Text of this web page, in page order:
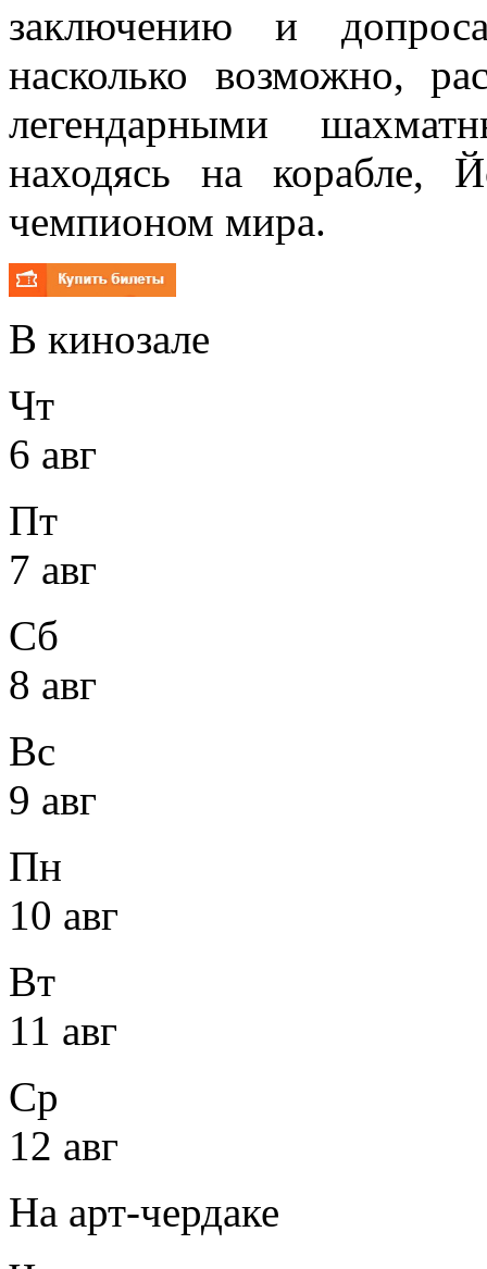
заключению и
насколько возможно,
легендарными
находясь на корабле,
чемпионом мира.
В кинозале
Чт
6 авг
Пт
7 авг
Сб
8 авг
Вс
9 авг
Пн
10 авг
Вт
11 авг
Ср
12 авг
На арт-чердаке